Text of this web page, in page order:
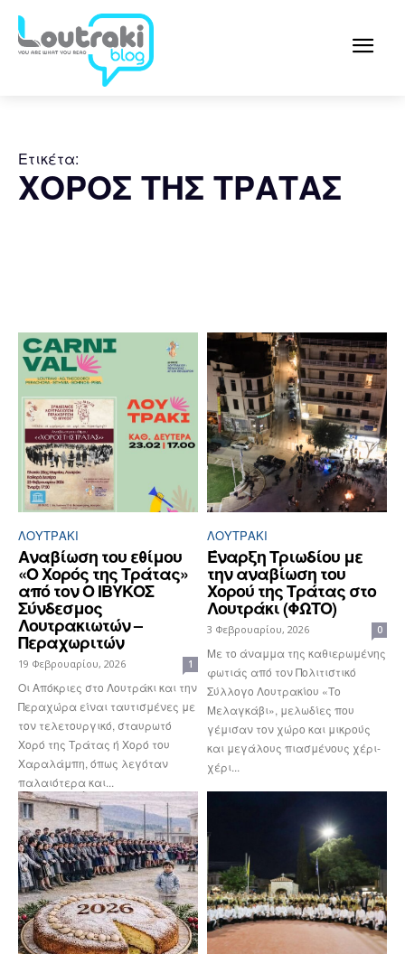
Ετικέτα:
ΧΟΡΟΣ ΤΗΣ ΤΡΑΤΑΣ
ΛΟΥΤΡΆΚΙ
Αναβίωση του εθίμου
«Ο Χορός της Τράτας»
από τον Ο ΙΒΥΚΟΣ
Σύνδεσμος
Λουτρακιωτών –
Περαχωριτών
19 Φεβρουαρίου, 2026 1
Οι Απόκριες στο Λουτράκι και την
Περαχώρα είναι ταυτισμένες με
τον τελετουργικό, σταυρωτό
Χορό της Τράτας ή Χορό του
Χαραλάμπη, όπως λεγόταν
παλαιότερα και...
ΛΟΥΤΡΆΚΙ
Έναρξη Τριωδίου με
την αναβίωση του
Χορού της Τράτας στο
Λουτράκι (ΦΩΤΟ)
3 Φεβρουαρίου, 2026 0
Με το άναμμα της καθιερωμένης
φωτιάς από τον Πολιτιστικό
Σύλλογο Λουτρακίου «Το
Μελαγκάβι», μελωδίες που
γέμισαν τον χώρο και μικρούς
και μεγάλους πιασμένους χέρι-
χέρι...